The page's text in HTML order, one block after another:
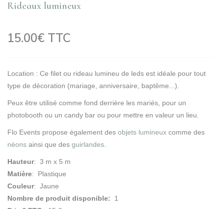
Rideaux lumineux
15.00€ TTC
Location : Ce filet ou rideau lumineu de leds est idéale pour tout
type de décoration (mariage, anniversaire, baptême...).
Peux être utilisé comme fond derrière les mariés, pour un
photobooth ou un candy bar ou pour mettre en valeur un lieu.
Flo Events propose également des objets lumineux comme des
néons ainsi que des guirlandes
Hauteur: 3 m x 5 m
Matière: Plastique
Couleur: Jaune
Nombre de produit disponible: 1